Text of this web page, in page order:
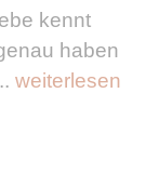
kennt
haben
weiterlesen